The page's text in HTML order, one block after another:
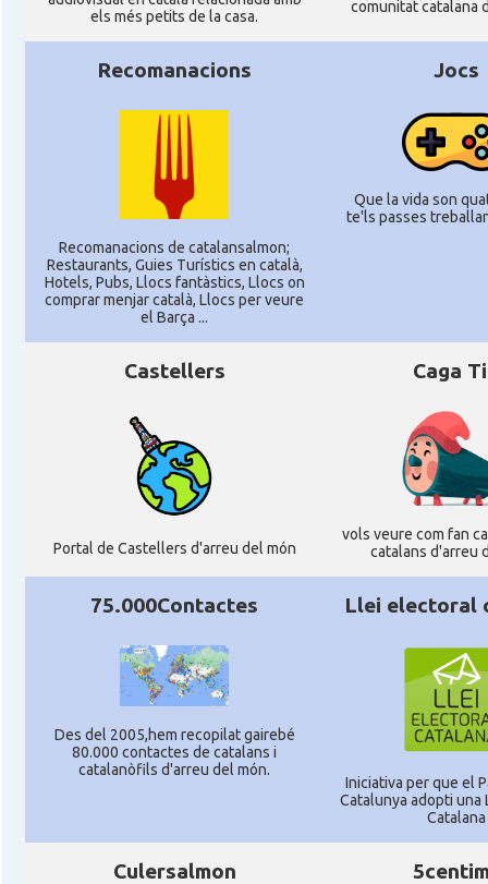
els més petits de la casa.
comunitat catalana
Recomanacions
Recomanacions de catalansalmon;
Restaurants, Guies Turístics en català,
Hotels, Pubs, Llocs fantàstics, Llocs on
comprar menjar català, Llocs per veure
el Barça ...
Jocs
Que la vida son
te'ls passes
Castellers
Portal de Castellers d'arreu del món
Caga
vols veure com fan
catalans d'arreu
75.000Contactes
Des del 2005,hem recopilat gairebé
80.000 contactes de catalans i
catalanòfils d'arreu del món.
Llei electoral
Iniciativa per que el
Catalunya adopti una
Catalana
Culersalmon